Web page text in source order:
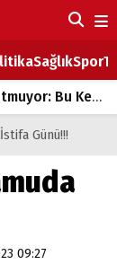
SağlıkSpor
Mem u Zîn Oldu!
yük
Günü!!!
09:27